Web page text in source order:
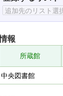
報
所蔵館
中央図書館